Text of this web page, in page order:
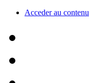
Acceder au contenu